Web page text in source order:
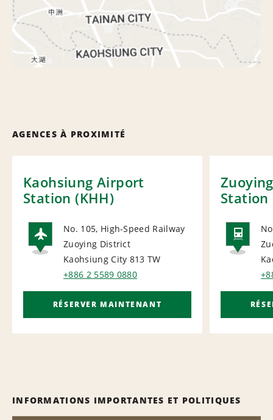
AGENCES À PROXIMITÉ
Kaohsiung Airport
Station (KHH)
AIRPORT
No. 105, High-Speed Railway
Zuoying District
Kaohsiung City 813 TW
+886 2 5589 0880
RÉSERVER MAINTENANT
Station
INFORMATIONS IMPORTANTES ET POLITIQUES